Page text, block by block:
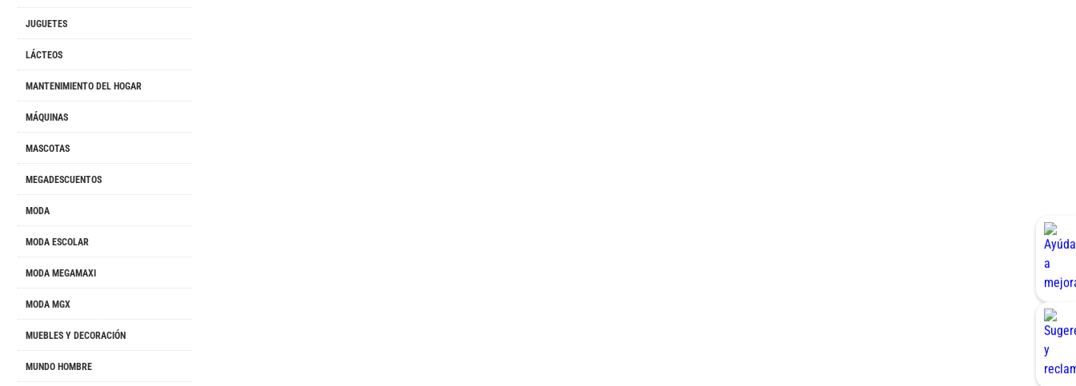
JUGUETES
LÁCTEOS
MANTENIMIENTO DEL HOGAR
MÁQUINAS
MASCOTAS
MEGADESCUENTOS
MODA
MODA ESCOLAR
MODA MEGAMAXI
MODA MGX
MUEBLES Y DECORACIÓN
MUNDO HOMBRE